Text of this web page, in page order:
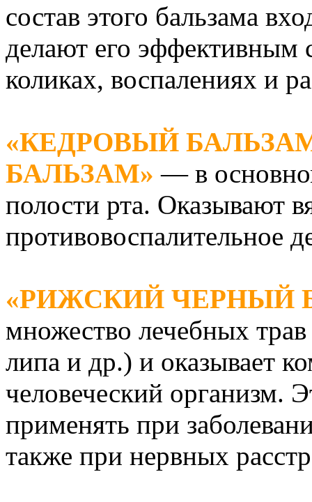
состав этого бальзама
делают его эффективным
коликах, воспалениях и
«КЕДРОВЫЙ
БАЛЬЗАМ» — в
полости рта. Оказывают
противовоспалительное
«РИЖСКИЙ ЧЕРНЫЙ
множество лечебных
липа и др.) и оказывает
человеческий организм.
применять при
также при нервных